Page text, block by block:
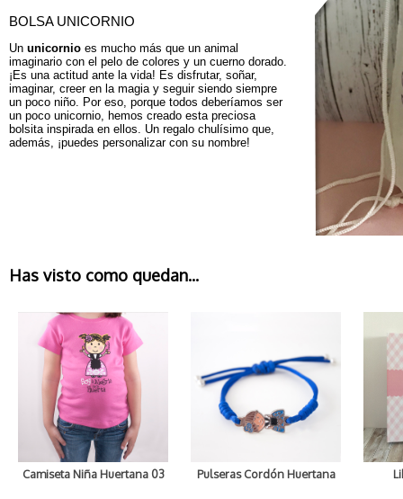
BOLSA UNICORNIO
Un unicornio es mucho más que un animal
imaginario con el pelo de colores y un cuerno dorado.
¡Es una actitud ante la vida! Es disfrutar, soñar,
imaginar, creer en la magia y seguir siendo siempre
un poco niño. Por eso, porque todos deberíamos ser
un poco unicornio, hemos creado esta preciosa
bolsita inspirada en ellos. Un regalo chulísimo que,
además, ¡puedes personalizar con su nombre!
Has visto como quedan...
Camiseta Niña Huertana 03 Pulseras Cordón Huertana